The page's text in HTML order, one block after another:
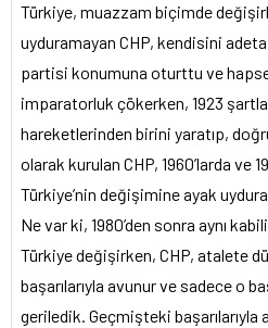
Türkiye, muazzam biçimde
uyduramayan CHP, kendisini
partisi konumuna oturttu ve
imparatorluk çökerken, 1923
hareketlerinden birini yaratıp,
olarak kurulan CHP, 1960’larda ve
Türkiye’nin değişimine ayak
Ne var ki, 1980’den sonra aynı
Türkiye değişirken, CHP, atalete
başarılarıyla avunur ve sadece o
geriledik. Geçmişteki